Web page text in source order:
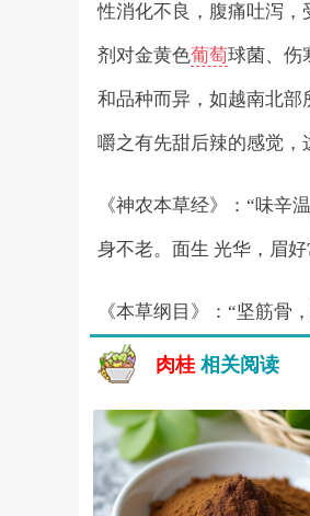
性消化不良，腹痛吐泻
剂对金黄色葡萄球菌、伤
和品种而异，如越南北
嚼之有先甜后辣的感觉，
《神农本草经》：“味辛
身不老。面生 光华，眉
《本草纲目》：“坚筋骨
肉桂 相关阅读